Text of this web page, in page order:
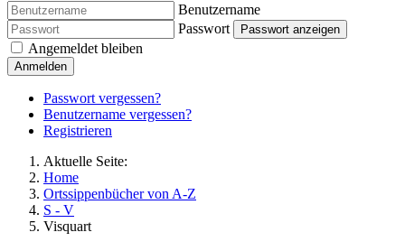
Benutzername
Passwort
Passwort anzeigen
Angemeldet bleiben
Anmelden
Passwort vergessen?
Benutzername vergessen?
Registrieren
Aktuelle Seite:
Home
Ortssippenbücher von A-Z
S - V
Visquart